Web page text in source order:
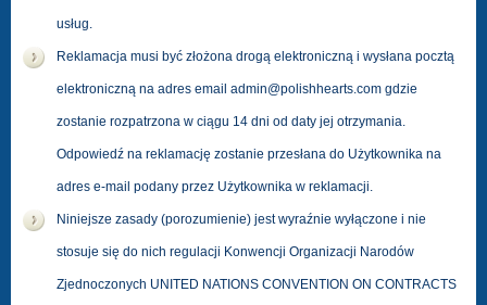
usług.
Reklamacja musi być złożona drogą elektroniczną i wysłana pocztą
elektroniczną na adres email admin@polishhearts.com gdzie
zostanie rozpatrzona w ciągu 14 dni od daty jej otrzymania.
Odpowiedź na reklamację zostanie przesłana do Użytkownika na
adres e-mail podany przez Użytkownika w reklamacji.
Niniejsze zasady (porozumienie) jest wyraźnie wyłączone i nie
stosuje się do nich regulacji Konwencji Organizacji Narodów
Zjednoczonych UNITED NATIONS CONVENTION ON CONTRACTS